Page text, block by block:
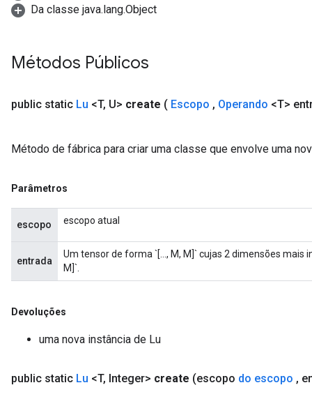
Da classe java.lang.Object
Métodos Públicos
public static Lu <T, U> create ( Escopo , Operando <T>
Método de fábrica para criar uma classe que envolve uma
Parâmetros
escopo escopo atual
entrada
Um tensor de forma `[..., M, M]` cujas 2 dimensões
M]`.
Devoluções
uma nova instância de Lu
public static Lu <T, Integer> create (escopo do escopo ,